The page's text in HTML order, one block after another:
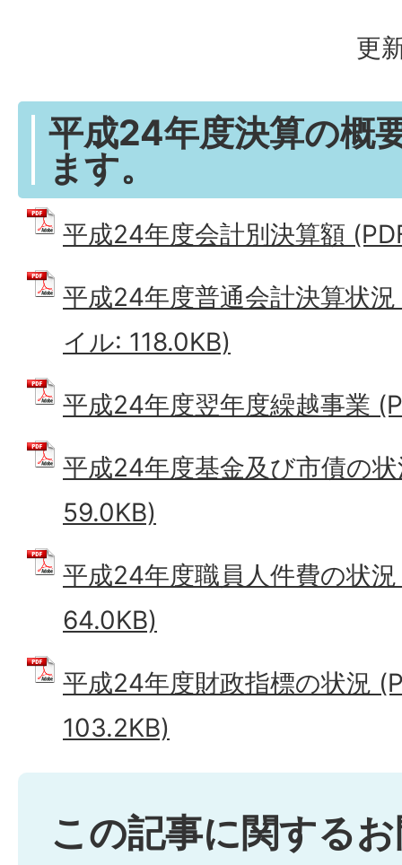
更
平成24年度決算の概
ます。
平成24年度会計別決算額
平成24年度普通会計決算状
イル: 118.0KB)
平成24年度翌年度繰越事業
平成24年度基金及び市債の
59.0KB)
平成24年度職員人件費の状
64.0KB)
平成24年度財政指標の状況
103.2KB)
この記事に関する